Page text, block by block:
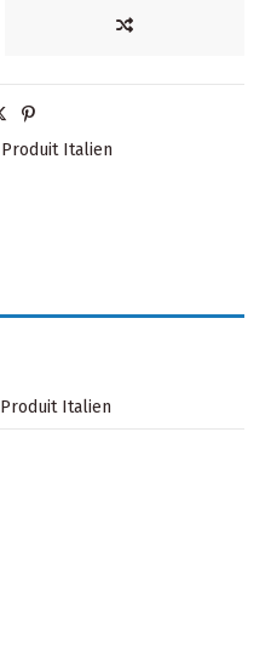
Produit Italien